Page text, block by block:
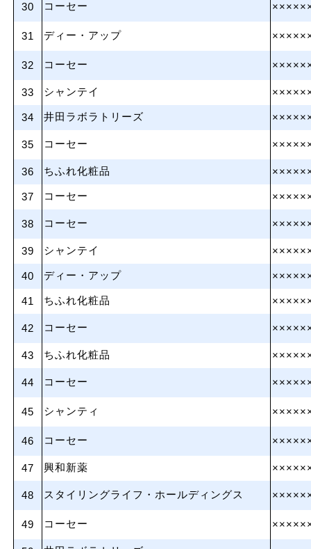
30 コーセー
31 ディー・アップ
32 コーセー
33 シャンテイ
34 井田ラボラトリーズ
35 コーセー
36 ちふれ化粧品
37 コーセー
38 コーセー
39 シャンテイ
40 ディー・アップ
41 ちふれ化粧品
42 コーセー
43 ちふれ化粧品
44 コーセー
45 シャンティ
46 コーセー
47 興和新薬
48 スタイリングライフ・ホールディングス
49 コーセー